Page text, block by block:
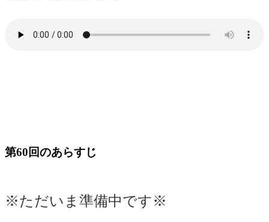
第60回のあらすじ
※ただいま準備中です※